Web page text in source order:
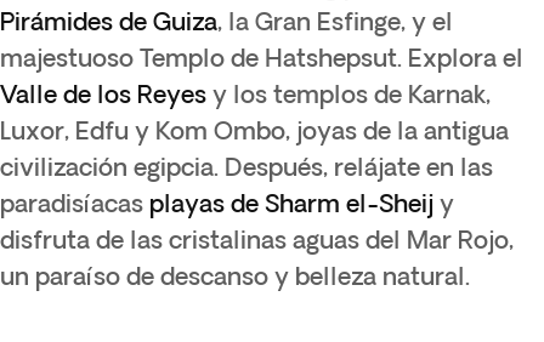
Pirámides de Guiza, la Gran Esfinge, y el
majestuoso Templo de Hatshepsut. Explora el
Valle de los Reyes y los templos de Karnak,
Luxor, Edfu y Kom Ombo, joyas de la antigua
civilización egipcia. Después, relájate en las
paradisíacas playas de Sharm el-Sheij y
disfruta de las cristalinas aguas del Mar Rojo,
un paraíso de descanso y belleza natural.